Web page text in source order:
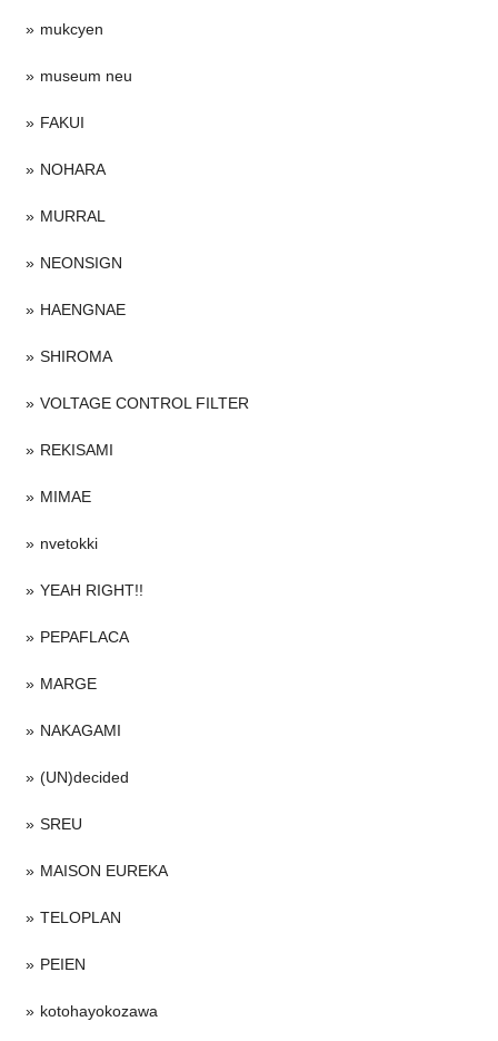
mukcyen
museum neu
FAKUI
NOHARA
MURRAL
NEONSIGN
HAENGNAE
SHIROMA
VOLTAGE CONTROL FILTER
REKISAMI
MIMAE
nvetokki
YEAH RIGHT!!
PEPAFLACA
MARGE
NAKAGAMI
(UN)decided
SREU
MAISON EUREKA
TELOPLAN
PEIEN
kotohayokozawa